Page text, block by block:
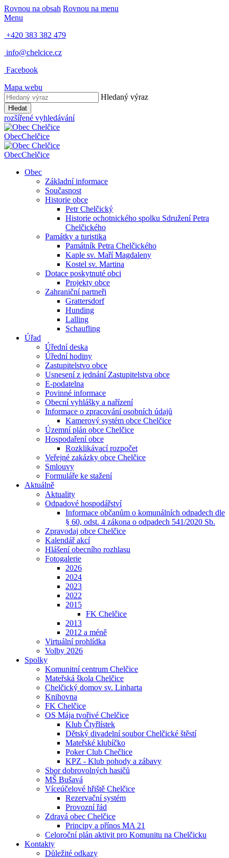
Rovnou na obsah Rovnou na menu
Menu
+420 383 382 479
info@chelcice.cz
Facebook
Mapa webu
Hledaný výraz
Hledat
rozšířené vyhledávání
ObecChelčice
ObecChelčice
Obec
Základní informace
Současnost
Historie obce
Petr Chelčický
Historie ochotnického spolku Sdružení Petra
Chelčického
Památky a turistika
Památník Petra Chelčického
Kaple sv. Maří Magdaleny
Kostel sv. Martina
Dotace poskytnuté obci
Projekty obce
Zahraniční partneři
Grattersdorf
Hunding
Lalling
Schaufling
Úřad
Úřední deska
Úřední hodiny
Zastupitelstvo obce
Usnesení z jednání Zastupitelstva obce
E-podatelna
Povinné informace
Obecní vyhlášky a nařízení
Informace o zpracování osobních údajů
Kamerový systém obce Chelčice
Územní plán obce Chelčice
Hospodaření obce
Rozklikávací rozpočet
Veřejné zakázky obce Chelčice
Smlouvy
Formuláře ke stažení
Aktuálně
Aktuality
Odpadové hospodářství
Informace občanům o komunálních odpadech dle
§ 60, odst. 4 zákona o odpadech 541/2020 Sb.
Zpravodaj obce Chelčice
Kalendář akcí
Hlášení obecního rozhlasu
Fotogalerie
2026
2024
2023
2022
2015
FK Chelčice
2013
2012 a méně
Virtuální prohlídka
Volby 2026
Spolky
Komunitní centrum Chelčice
Mateřská škola Chelčice
Chelčický domov sv. Linharta
Knihovna
FK Chelčice
OS Mája tvořivé Chelčice
Klub Čtyřlístek
Dětský divadelní soubor Chelčické štěstí
Mateřské klubíčko
Poker Club Chečlice
KPZ - Klub pohody a zábavy
Sbor dobrovolných hasičů
MŠ Bušavá
Víceúčelové hřiště Chelčice
Rezervační systém
Provozní řád
Zdravá obec Chelčice
Principy a přínos MA 21
Celoroční plán aktivit pro Komunitu na Chelčicku
Kontakty
Důležité odkazy